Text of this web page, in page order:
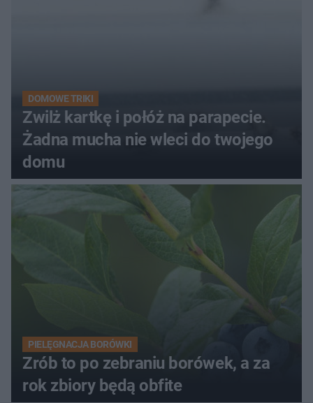
DOMOWE TRIKI
Zwilż kartkę i połóż na parapecie.
Żadna mucha nie wleci do twojego
domu
PIELĘGNACJA BORÓWKI
Zrób to po zebraniu borówek, a za
rok zbiory będą obfite